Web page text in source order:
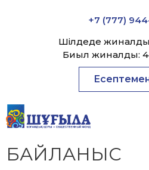
+7 (777)
Шілдеде жиналды:
Биыл жиналды:
БАЙЛАНЫС